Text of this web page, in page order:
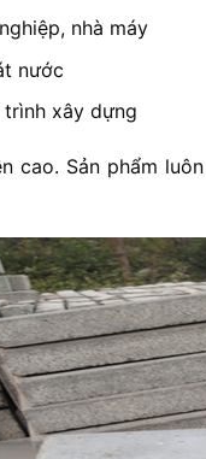
nhà máy
nước
xây dựng
cao. Sản phẩm